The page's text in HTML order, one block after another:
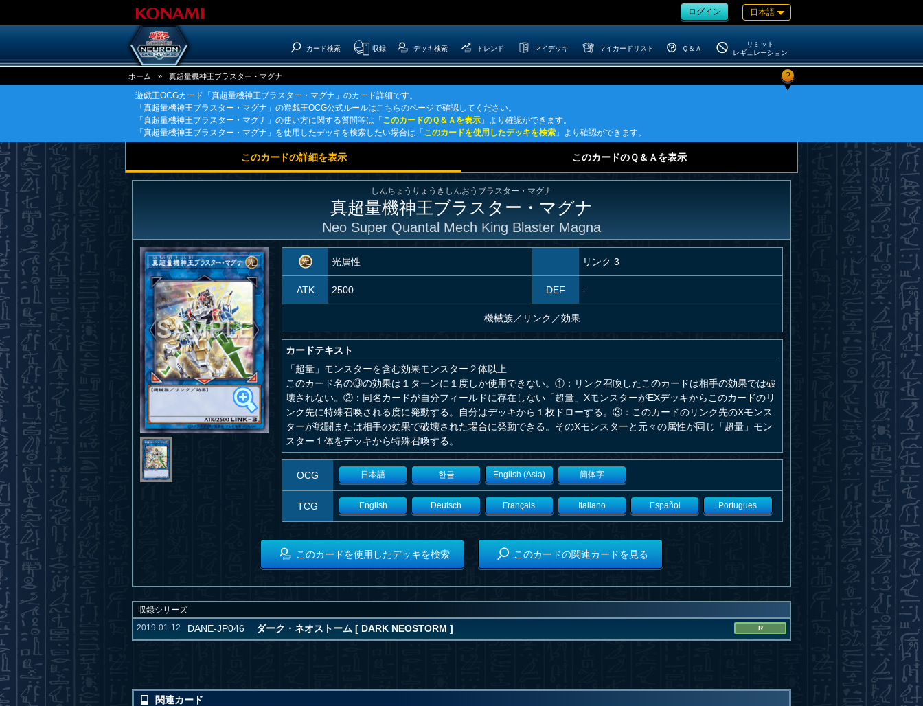
ログイン 日本語
カード検索 収録 デッキ検索 トレンド マイデッキ マイカードリスト Ｑ＆Ａ
リミット
レギュレーション
ホーム » 真超量機神王ブラスター・マグナ ?
遊戯王OCGカード「真超量機神王ブラスター・マグナ」のカード詳細です。
「真超量機神王ブラスター・マグナ」の遊戯王OCG公式ルールはこちらのページで確認してください。
「真超量機神王ブラスター・マグナ」の使い方に関する質問等は「 このカードのＱ＆Ａを表示 」より確認ができます。
「真超量機神王ブラスター・マグナ」を使用したデッキを検索したい場合は「 このカードを使用したデッキを検索 」より確認ができます。
このカードの詳細を表示 このカードのＱ＆Ａを表示
しんちょうりょうきしんおうブラスター・マグナ
真超量機神王ブラスター・マグナ
Neo Super Quantal Mech King Blaster Magna
光属性 リンク 3
ATK 2500 DEF -
機械族／ リンク／効果
カードテキスト
「超量」モンスターを含む効果モンスター２体以上
このカード名の③の効果は１ターンに１度しか使用できない。①：リンク召喚したこのカードは相手の効果では破
壊されない。②：同名カードが自分フィールドに存在しない「超量」XモンスターがEXデッキからこのカードのリ
ンク先に特殊召喚される度に発動する。自分はデッキから１枚ドローする。③：このカードのリンク先のXモンス
ターが戦闘または相手の効果で破壊された場合に発動できる。そのXモンスターと元々の属性が同じ「超量」モン
スター１体をデッキから特殊召喚する。
OCG 日本語 한글 English (Asia) 簡体字
TCG English Deutsch Français Italiano Español Portugues
このカードを使用したデッキを検索 このカードの関連カードを見る
収録シリーズ
2019-01-12
DANE-JP046 ダーク・ネオストーム [ DARK NEOSTORM ] R
関連カード